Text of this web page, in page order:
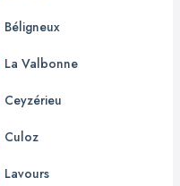
Béligneux
La Valbonne
Ceyzérieu
Culoz
Lavours